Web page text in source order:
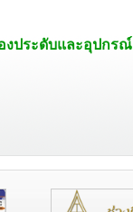
องประดับและอุปกรณ์